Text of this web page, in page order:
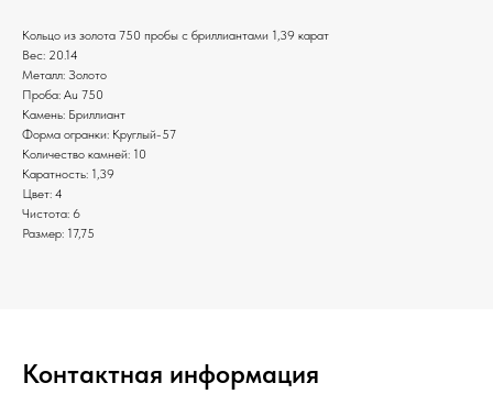
Кольцо из золота 750 пробы с бриллиантами 1,39 карат
Вес: 20.14
Металл: Золото
Проба: Au 750
Камень: Бриллиант
Форма огранки: Круглый-57
Количество камней: 10
Каратность: 1,39
Цвет: 4
Чистота: 6
Размер: 17,75
Контактная информация